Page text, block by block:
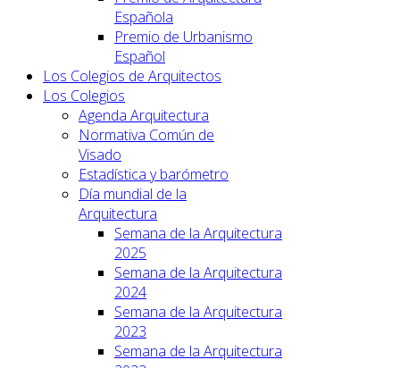
Española
Premio de Urbanismo
Español
Los Colegios de Arquitectos
Los Colegios
Agenda Arquitectura
Normativa Común de
Visado
Estadística y barómetro
Día mundial de la
Arquitectura
Semana de la Arquitectura
2025
Semana de la Arquitectura
2024
Semana de la Arquitectura
2023
Semana de la Arquitectura